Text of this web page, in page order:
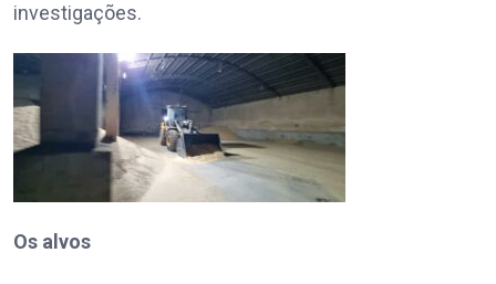
investigações.
Os alvos